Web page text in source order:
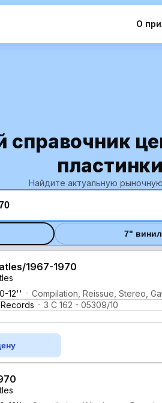
О
справочник
Найдите актуальную
7" винил
1967-1970
12''
Compilation, Reissue, Stereo,
3 C 162 - 05309/10